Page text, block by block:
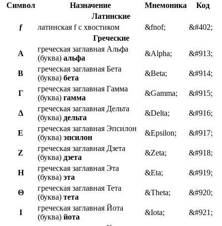
Символ Назначение Мнемоника
Код
Латинские
ƒ
латинская f с хвостиком &fnof;
&#402;
Греческие
Α
греческая заглавная Альфа
(буква) альфа
&Alpha; &#913;
Β
греческая заглавная Бета
(буква) бета
&Beta; &#914;
Γ
греческая заглавная Гамма
(буква) гамма
&Gamma; &#915;
Δ
греческая заглавная Дельта
(буква) дельта
&Delta; &#916;
Ε
греческая заглавная Эпсилон
(буква) эпсилон
&Epsilon; &#917;
Ζ
греческая заглавная Дзета
(буква) дзета
&Zeta; &#918;
Η
греческая заглавная Эта
(буква) эта
&Eta; &#919;
Θ
греческая заглавная Тета
(буква) тета
&Theta; &#920;
Ι
греческая заглавная Йота
(буква) йота
&Iota; &#921;